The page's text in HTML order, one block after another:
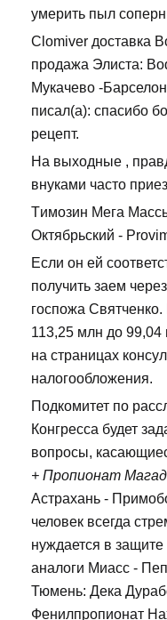
умерить пыл
Clomiver доставка
продажа Элиста:
Мукачево -
писал(а): спасибо
рецепт.
На выходные ,
внуками часто
Tимозин Мега
Октябрьский -
Если он ей
получить заем
госпожа
113,25 млн до
на страницах
налогообложения.
Подкомитет по
Конгресса будет
вопросы,
+ Пропионат
Астрахань -
человек всегда
нуждается в защите
аналоги Миасс -
Тюмень: Дека
Фенилпропионат